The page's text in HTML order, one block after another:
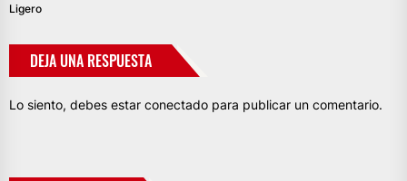
Ligero
DEJA UNA RESPUESTA
Lo siento, debes estar conectado para publicar un comentario.